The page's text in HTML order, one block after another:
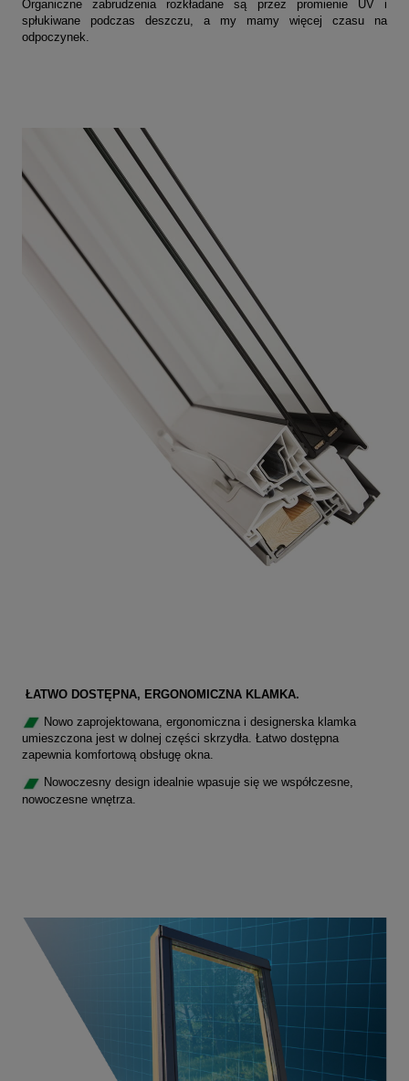
Organiczne zabrudzenia rozkładane są przez promienie UV i
spłukiwane podczas deszczu, a my mamy więcej czasu na
odpoczynek.
ŁATWO DOSTĘPNA, ERGONOMICZNA KLAMKA.
Nowo zaprojektowana, ergonomiczna i designerska klamka
umieszczona jest w dolnej części skrzydła. Łatwo dostępna
zapewnia komfortową obsługę okna.
Nowoczesny design idealnie wpasuje się we współczesne,
nowoczesne wnętrza.